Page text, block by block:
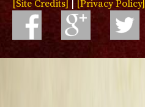
[Site Credits] | [Privacy Policy]